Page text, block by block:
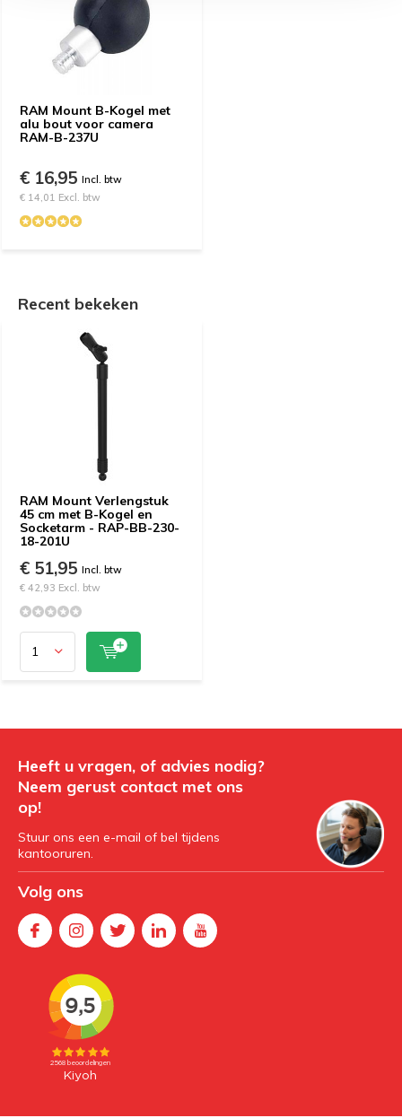
RAM Mount B-Kogel met
alu bout voor camera
RAM-B-237U
€ 16,95 Incl. btw
€ 14,01 Excl. btw
Recent bekeken
RAM Mount Verlengstuk
45 cm met B-Kogel en
Socketarm - RAP-BB-230-
18-201U
€ 51,95 Incl. btw
€ 42,93 Excl. btw
Heeft u vragen, of advies nodig?
Neem gerust contact met ons
op!
Stuur ons een e-mail of bel tijdens
kantooruren.
Volg ons